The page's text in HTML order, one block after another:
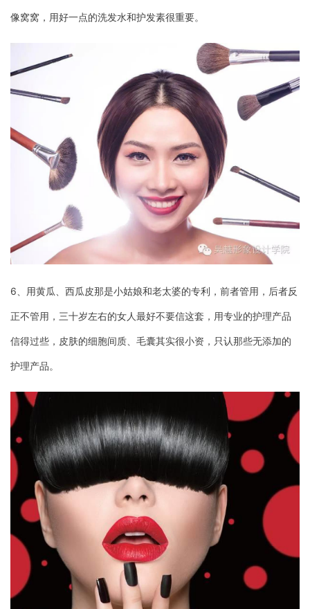
像窝窝，用好一点的洗发水和护发素很重要。
6、用黄瓜、西瓜皮那是小姑娘和老太婆的专利，前者管用，后者反
正不管用，三十岁左右的女人最好不要信这套，用专业的护理产品
信得过些，皮肤的细胞间质、毛囊其实很小资，只认那些无添加的
护理产品。